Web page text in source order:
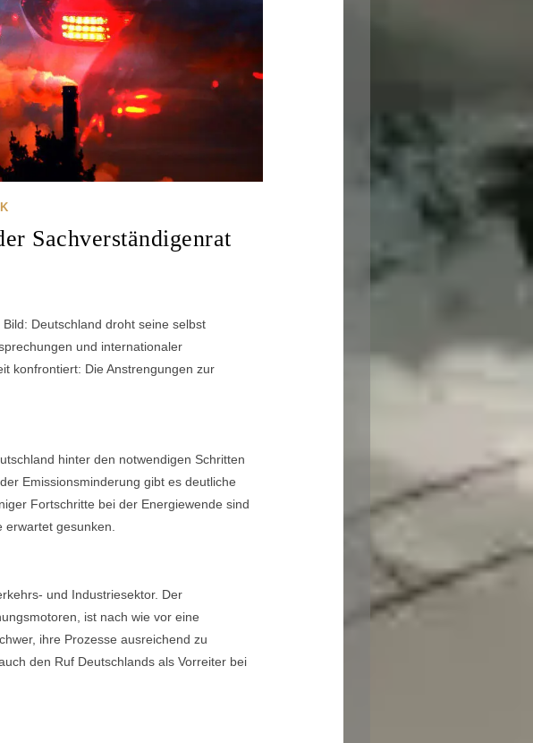
Sachverständigenrat
Deutschland droht seine selbst
und internationaler
konfrontiert: Die Anstrengungen zur
hinter den notwendigen Schritten
Emissionsminderung gibt es deutliche
Fortschritte bei der Energiewende sind
gesunken.
und Industriesektor. Der
ist nach wie vor eine
ihre Prozesse ausreichend zu
den Ruf Deutschlands als Vorreiter bei